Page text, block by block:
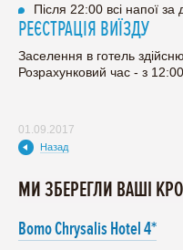
Після 22:00 всі напої за
РЕЄСТРАЦІЯ ВИЇЗДУ
Заселення в готель
Розрахунковий час - з
01.09.2017
Назад
МИ ЗБЕРЕГЛИ ВАШІ
Bomo Chrysalis Hotel 4*